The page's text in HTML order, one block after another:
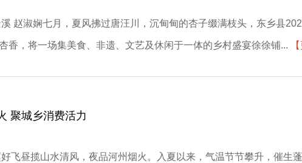
赵淑娴七月，夏风拂过唐汪川，沉甸甸的杏子缀满枝头，东乡县
香，将一场集美食、非遗、文艺及休闲于一体的乡村盛宴徐徐铺...
聚城乡消费活力
飞昼揽山水清风，夜品河州烟火。入夏以来，气温节节攀升，催生